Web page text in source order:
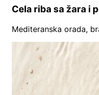
Cela riba sa žara i
Mediteranska orada,